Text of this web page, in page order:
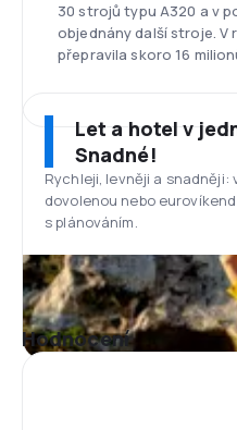
30 strojů typu A320 a v
objednány další stroje. V
přepravila skoro 16
Liszt Ferenc, které je
a druhým největším
založeno v roce 1950 a
jihovýchodně od centra
letiště používá kol. 8
mohou využívat služby
nachází čekárna pro
zakoupí službu
zde poskytnuto jídlo a
internetu, denní tisk,
Jídlo
Wizz Cafe občerstvení a
Let a hotel v
Snadné!
Rychleji, levněji a snadněji:
dovolenou nebo
s plánováním.
Hodnocení